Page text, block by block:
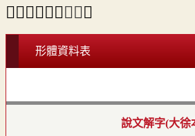
＃「𤾧」另兼 正字 。
形體資料表
說文解字(大徐